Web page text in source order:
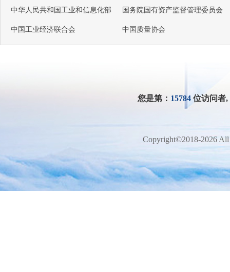
中华人民共和国工业和信息化部 国务院国有资产监督管理委员会
中国工业经济联合会 中国质量协会
您是第： 15784 位访问
Copyright©2018-2026